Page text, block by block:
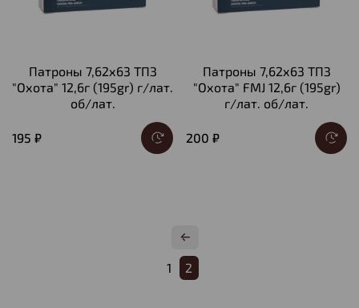
Патроны 7,62х63 ТПЗ
"Охота" 12,6г (195gr) г/лат.
об/лат.
195 ₽
Патроны 7,62х63 ТПЗ
"Охота" FMJ 12,6г (195gr)
г/лат. об/лат.
200 ₽
1 2